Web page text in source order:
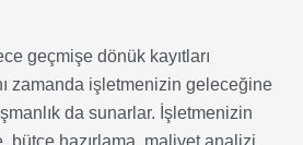
geçmişe dönük kayıtları
zamanda işletmenizin geleceğine
da sunarlar. İşletmenizin
bütçe hazırlama, maliyet analizi